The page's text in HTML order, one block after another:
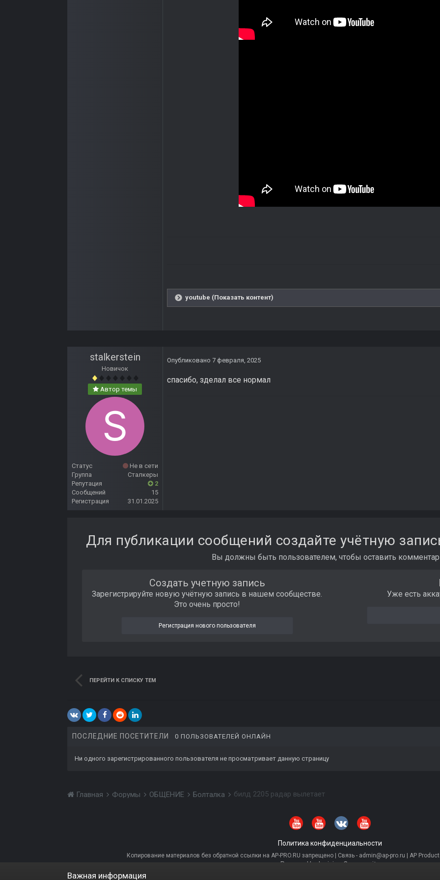
youtube (Показать контент)
stalkerstein
Новичок
Автор темы
Статус
Не в сети
Группа
Сталкеры
Репутация
2
Сообщений
15
Регистрация
31.01.2025
Опубликовано 7 февраля, 2025
спасибо, зделал все нормал
Для публикации сообщений создайте учётную
Вы должны быть пользователем, чтобы оставить
Создать учетную запись
Зарегистрируйте новую учётную запись в нашем сообществе.
Это очень просто!
Регистрация нового пользователя
Уже есть
ПЕРЕЙТИ К СПИСКУ ТЕМ
ПОСЛЕДНИЕ ПОСЕТИТЕЛИ 0 ПОЛЬЗОВАТЕЛЕЙ ОНЛАЙН
Ни одного зарегистрированного пользователя не просматривает данную страницу
Главная Форумы ОБЩЕНИЕ Болталка билд 2205 радар вылетает
Политика конфиденциальности
Копирование материалов без обратной ссылки на AP-PRO.RU запрещено | Связь - admin@ap-pro.ru | AP
Powered by Invision Community
Важная информация